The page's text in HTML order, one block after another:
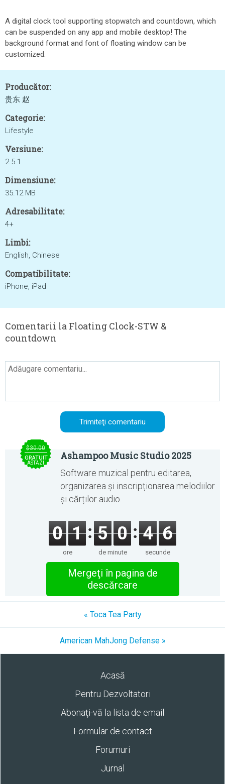
A digital clock tool supporting stopwatch and countdown, which
can be suspended on any app and mobile desktop! The
background format and font of floating window can be
customized.
Producător:
贵东 赵
Categorie:
Lifestyle
Versiune:
2.5.1
Dimensiune:
35.12 MB
Adresabilitate:
4+
Limbi:
English, Chinese
Compatibilitate:
iPhone, iPad
Comentarii la Floating Clock-STW &
countdown
$30.00
GRATUIT
ASTĂZI
Ashampoo Music Studio 2025
Software muzical pentru editarea,
organizarea și inscripționarea melodiilor
și cărților audio.
0 1
ore
5 0
de minute
4 6
secunde
Mergeţi în pagina de
descărcare
« Toca Tea Party
American MahJong Defense »
Acasă
Pentru Dezvoltatori
Abonaţi-vă la lista de email
Formular de contact
Forumuri
Jurnal